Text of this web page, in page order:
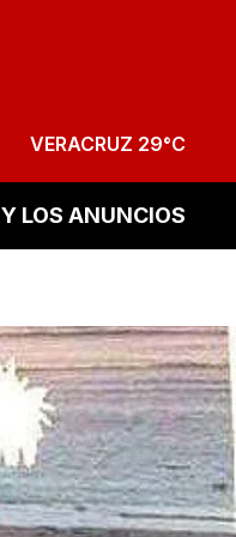
VERACRUZ 29°C
Y LOS ANUNCIOS